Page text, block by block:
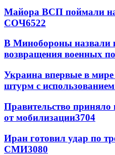
Майора ВСП поймали
СОЧ6522
В Минобороны назвали
возвращения военных
Украина впервые в
штурм с
Правительство приняло
от мобилизации3704
Иран готовил удар по
СМИ3080